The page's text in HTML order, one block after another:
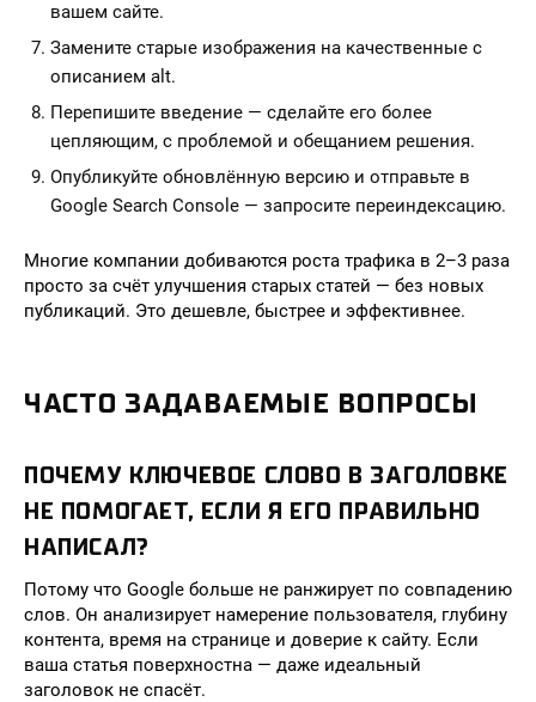
вашем сайте.
Замените старые изображения на качественные с
описанием alt.
Перепишите введение — сделайте его более
цепляющим, с проблемой и обещанием решения.
Опубликуйте обновлённую версию и отправьте в
Google Search Console — запросите переиндексацию.
Многие компании добиваются роста трафика в 2–3 раза
просто за счёт улучшения старых статей — без новых
публикаций. Это дешевле, быстрее и эффективнее.
ЧАСТО ЗАДАВАЕМЫЕ ВОПРОСЫ
ПОЧЕМУ КЛЮЧЕВОЕ СЛОВО В ЗАГОЛОВКЕ
НЕ ПОМОГАЕТ, ЕСЛИ Я ЕГО ПРАВИЛЬНО
НАПИСАЛ?
Потому что Google больше не ранжирует по совпадению
слов. Он анализирует намерение пользователя, глубину
контента, время на странице и доверие к сайту. Если
ваша статья поверхностна — даже идеальный
заголовок не спасёт.